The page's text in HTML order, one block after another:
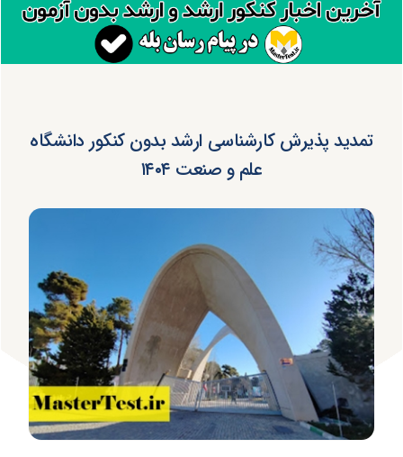
تمدید پذیرش کارشناسی ارشد بدون کنکور دانشگاه
علم و صنعت ۱۴۰۴